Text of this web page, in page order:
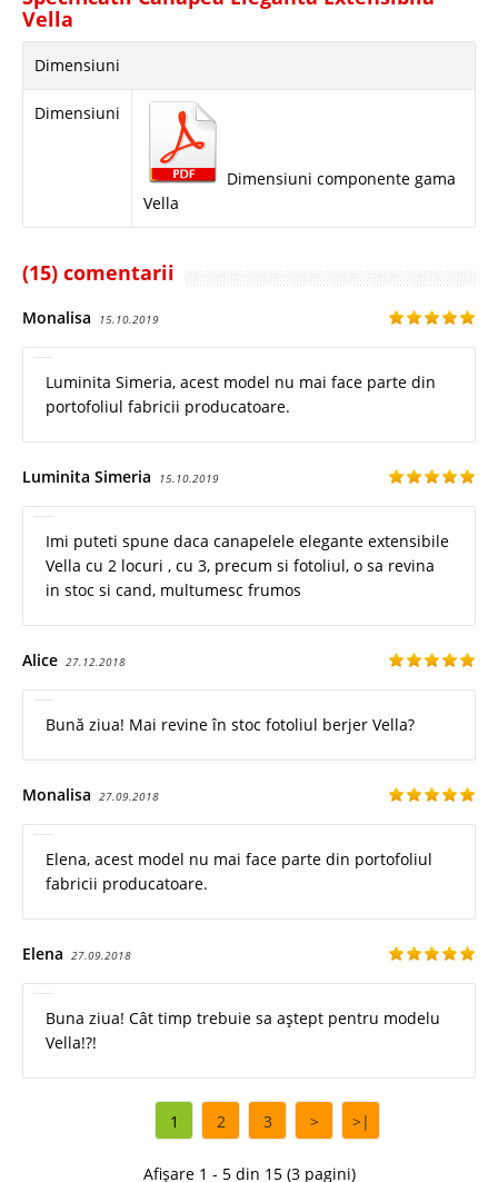
Vella
Dimensiuni
Dimensiuni
Dimensiuni componente gama
Vella
(15) comentarii
Monalisa 15.10.2019
Luminita Simeria, acest model nu mai face parte din
portofoliul fabricii producatoare.
Luminita Simeria 15.10.2019
Imi puteti spune daca canapelele elegante extensibile
Vella cu 2 locuri , cu 3, precum si fotoliul, o sa revina
in stoc si cand, multumesc frumos
Alice 27.12.2018
Bună ziua! Mai revine în stoc fotoliul berjer Vella?
Monalisa 27.09.2018
Elena, acest model nu mai face parte din portofoliul
fabricii producatoare.
Elena 27.09.2018
Buna ziua! Cât timp trebuie sa aștept pentru modelu
Vella!?!
1 2 3 > >|
Afișare 1 - 5 din 15 (3 pagini)